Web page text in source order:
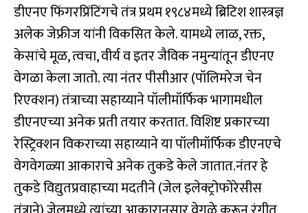
डीएनए फिंगरप्रिंटिंगचे तंत्र प्रथम १९८४मध्ये ब्रिटिश शास्त्रज्ञ
अलेक जेफ्रीज यांनी विकसित केले. यामध्ये लाळ, रक्त,
केसांचे मूळ, त्वचा, वीर्य व इतर जैविक नमुन्यांतून डीएनए
वेगळा केला जातो. त्या नंतर पीसीआर (पॉलिमरेज चेन
रिएक्शन) तंत्राच्या सहाय्याने पॉलीमॉर्फिक भागामधील
डीएनएच्या अनेक प्रती तयार करतात. विशिष्ट प्रकारच्या
रेस्ट्रिक्शन विकराच्या सहाय्याने या पॉलीमॉर्फिक डीएनएचे
वेगवेगळ्या आकाराचे अनेक तुकडे केले जातात.नंतर हे
तुकडे विद्युतप्रवाहाच्या मदतीने (जेल इलेक्ट्रोफोरेसीस